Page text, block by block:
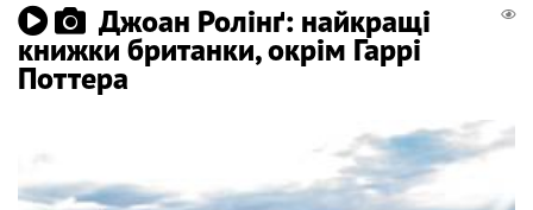
Джоан Ролінґ: найкращі
книжки британки, окрім Гаррі
Поттера